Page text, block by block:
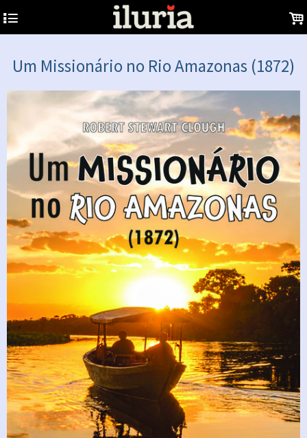
4 .
Um Missionário no Rio Amazonas (1872)